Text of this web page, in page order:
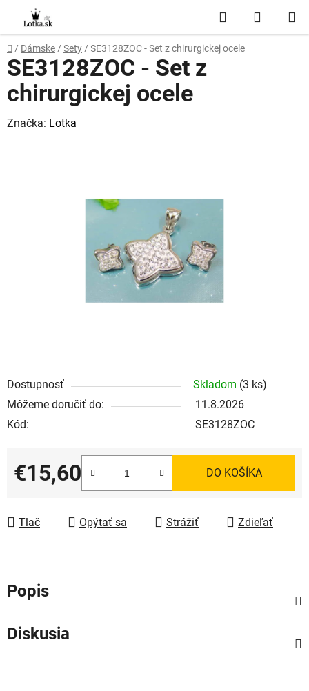
obsah
Hľadať
KOŠÍK
Domov
/ Dámske / Sety / SE3128ZOC - Set z chirurgickej ocele
Dostupnosť Skladom (3 ks)
Môžeme doručiť do:
11.8.2026
Kód:
SE3128ZOC
€15,60
Jednotková cena:
DO KOŠÍKA
Tlač Opýtať sa Strážiť Zdieľať
SE3128ZOC - Set z
chirurgickej ocele
Značka: Lotka
Popis
Diskusia